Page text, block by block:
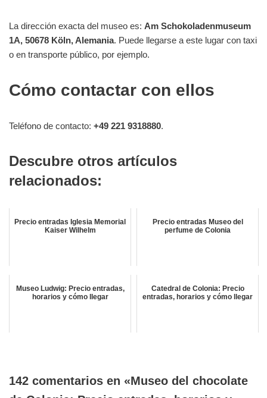
La dirección exacta del museo es: Am Schokoladenmuseum
1A, 50678 Köln, Alemania. Puede llegarse a este lugar con taxi
o en transporte público, por ejemplo.
Cómo contactar con ellos
Teléfono de contacto: +49 221 9318880.
Descubre otros artículos
relacionados:
Precio entradas Iglesia Memorial
Kaiser Wilhelm
Precio entradas Museo del
perfume de Colonia
Museo Ludwig: Precio entradas,
horarios y cómo llegar
Catedral de Colonia: Precio
entradas, horarios y cómo llegar
142 comentarios en «Museo del chocolate